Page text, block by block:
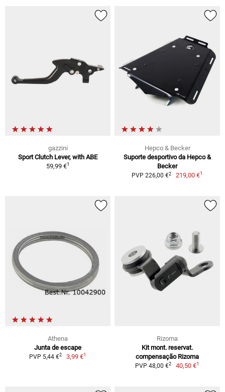
gazzini
Sport Clutch Lever, with ABE
59,99 €1
Hepco & Becker
Suporte desportivo da Hepco &
Becker
PVP 226,00 €2 219,00 €1
Athena
Junta de escape
PVP 5,44 €2 3,99 €1
Rizoma
Kit mont. reservat.
compensação Rizoma
PVP 48,00 €2 40,50 €1